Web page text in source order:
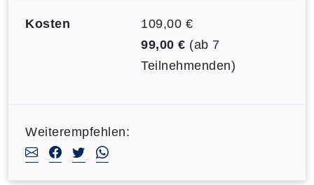
Kosten
109,00 €
99,00 € (ab 7
Teilnehmenden)
Weiterempfehlen: